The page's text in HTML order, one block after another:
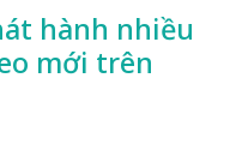
hành nhiều
mới trên